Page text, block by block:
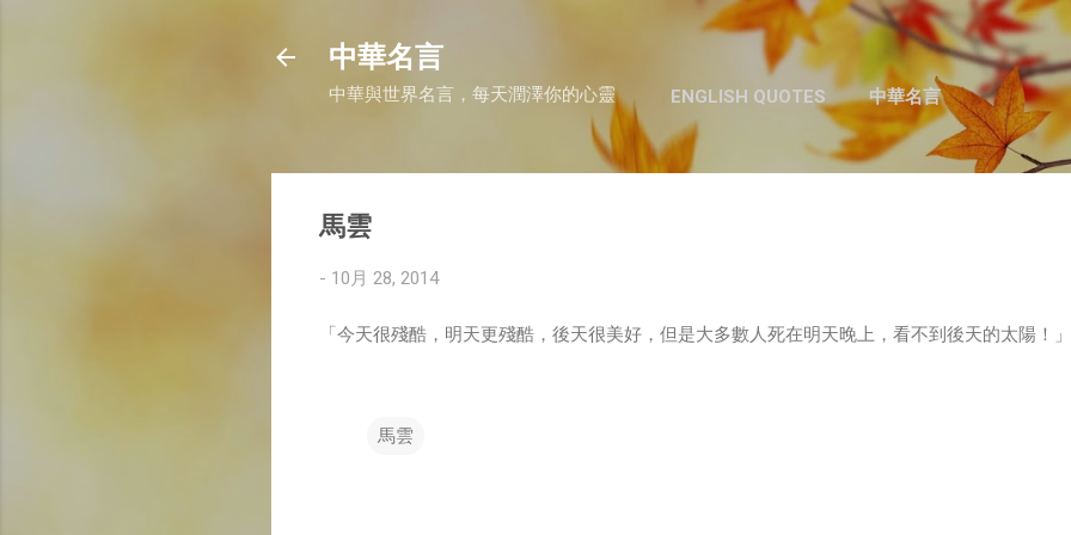
跳至主要內容
中華名言
中華與世界名言，每天潤澤你的心靈 ENGLISH QUOTES 中華名言
馬雲
- 10月 28, 2014
「今天很殘酷，明天更殘酷，後天很美好，但是大多數人死在明天晚上，看不到後天的太陽！
馬雲